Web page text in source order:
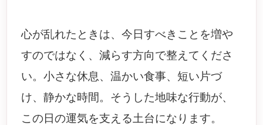
心が乱れたときは、今日すべきことを増や
すのではなく、減らす方向で整えてくださ
い。小さな休息、温かい食事、短い片づ
け、静かな時間。そうした地味な行動が、
この日の運気を支える土台になります。